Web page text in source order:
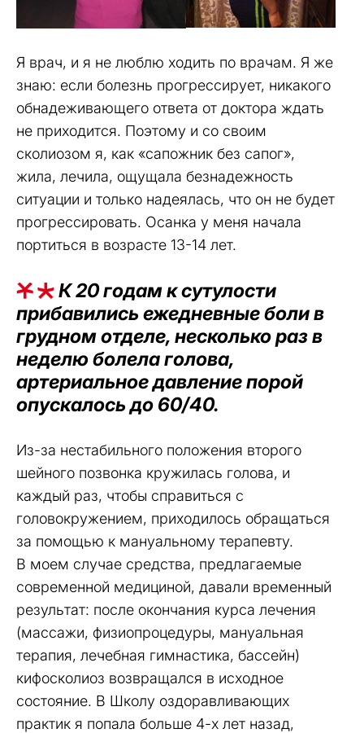
Я врач, и я не люблю ходить по врачам. Я же
знаю: если болезнь прогрессирует, никакого
обнадеживающего ответа от доктора ждать
не приходится. Поэтому и со своим
сколиозом я, как «сапожник без сапог»,
жила, лечила, ощущала безнадежность
ситуации и только надеялась, что он не будет
прогрессировать. Осанка у меня начала
портиться в возрасте 13-14 лет.
К 20 годам к сутулости
прибавились ежедневные боли в
грудном отделе, несколько раз в
неделю болела голова,
артериальное давление порой
опускалось до 60/40.
Из-за нестабильного положения второго
шейного позвонка кружилась голова, и
каждый раз, чтобы справиться с
головокружением, приходилось обращаться
за помощью к мануальному терапевту.
В моем случае средства, предлагаемые
современной медициной, давали временный
результат: после окончания курса лечения
(массажи, физиопроцедуры, мануальная
терапия, лечебная гимнастика, бассейн)
кифосколиоз возвращался в исходное
состояние. В Школу оздоравливающих
практик я попала больше 4-х лет назад,